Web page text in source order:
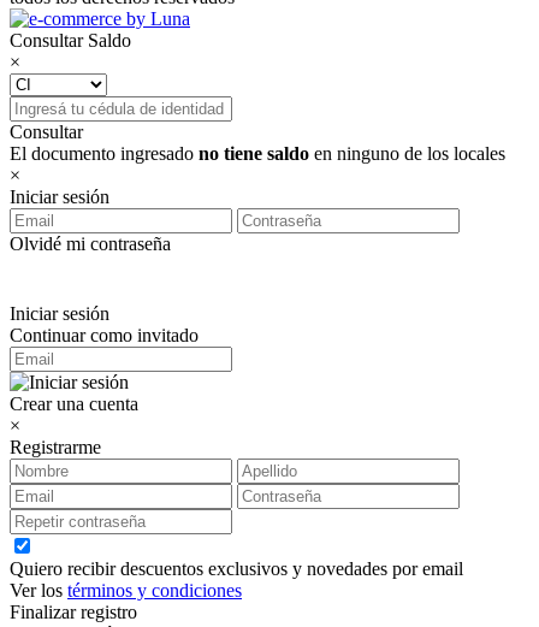
Consultar Saldo
×
Consultar
El documento ingresado no tiene saldo en ninguno de los locales
×
Iniciar sesión
Olvidé mi contraseña
Iniciar sesión
Continuar como invitado
Crear una cuenta
×
Registrarme
Quiero recibir descuentos exclusivos y novedades por email
Ver los términos y condiciones
Finalizar registro